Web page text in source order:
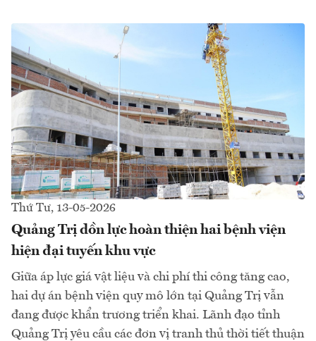
Thứ Tư, 13-05-2026
Quảng Trị dồn lực hoàn thiện hai bệnh viện
hiện đại tuyến khu vực
Giữa áp lực giá vật liệu và chi phí thi công tăng cao,
hai dự án bệnh viện quy mô lớn tại Quảng Trị vẫn
đang được khẩn trương triển khai. Lãnh đạo tỉnh
Quảng Trị yêu cầu các đơn vị tranh thủ thời tiết thuận